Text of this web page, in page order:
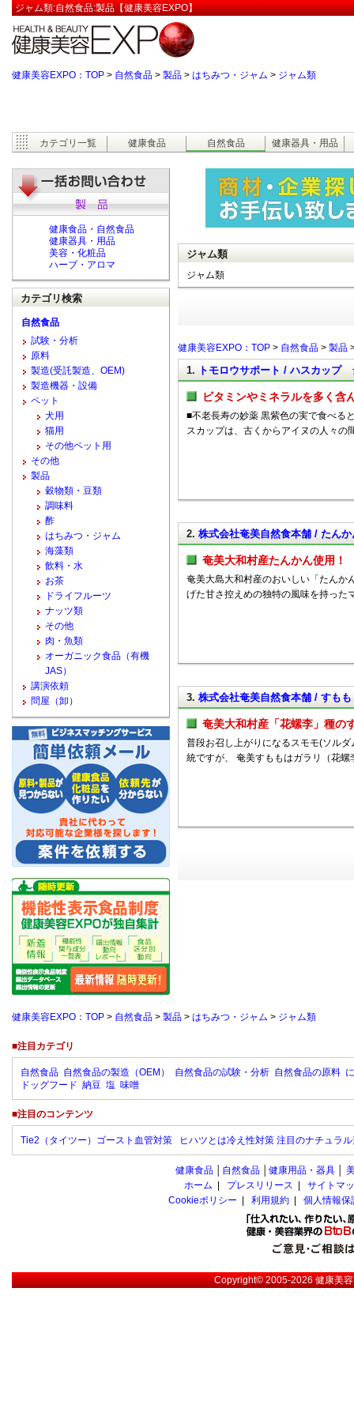
ジャム類:自然食品:製品【健康美容EXPO】
健康美容EXPO：TOP > 自然食品 > 製品 > はちみつ・ジャム > ジャム類
カテゴリ一覧 健康食品 自然食品 健康器具・用品
ジャム類
ジャム類
健康美容EXPO：TOP > 自然食品 > 製品
1. トモロウサポート / ハスカップ
ビタミンやミネラルを多く含
■不老長寿の妙薬 黒紫色の実で食べる
スカップは、古くからアイヌの人々の
2. 株式会社奄美自然食本舗 / たん
奄美大和村産たんかん使用！
奄美大島大和村産のおいしい「たんか
げた甘さ控えめの独特の風味を持った
3. 株式会社奄美自然食本舗 / すもも
奄美大和村産「花螺李」種の
普段お召し上がりになるスモモ(ソル
統ですが、 奄美すももはガラリ（花螺
健康食品・自然食品
健康器具・用品
美容・化粧品
ハーブ・アロマ
カテゴリ検索
自然食品
試験・分析
原料
製造(受託製造、OEM)
製造機器・設備
ペット
犬用
猫用
その他ペット用
その他
製品
穀物類・豆類
調味料
酢
はちみつ・ジャム
海藻類
飲料・水
お茶
ドライフルーツ
ナッツ類
その他
肉・魚類
オーガニック食品（有機
JAS）
講演依頼
問屋（卸）
健康美容EXPO：TOP > 自然食品 > 製品 > はちみつ・ジャム > ジャム類
■注目カテゴリ
自然食品 自然食品の製造（OEM） 自然食品の試験・分析 自然食品の原料
ドッグフード 納豆 塩 味噌
■注目のコンテンツ
Tie2（タイツー）ゴースト血管対策 ヒハツとは冷え性対策 注目のナチュラ
健康食品 自然食品 健康用品・器具
ホーム
プレスリリース
サイトマ
Cookieポリシー
利用規約| 個人情報保
Copyright© 2005-2026健康美